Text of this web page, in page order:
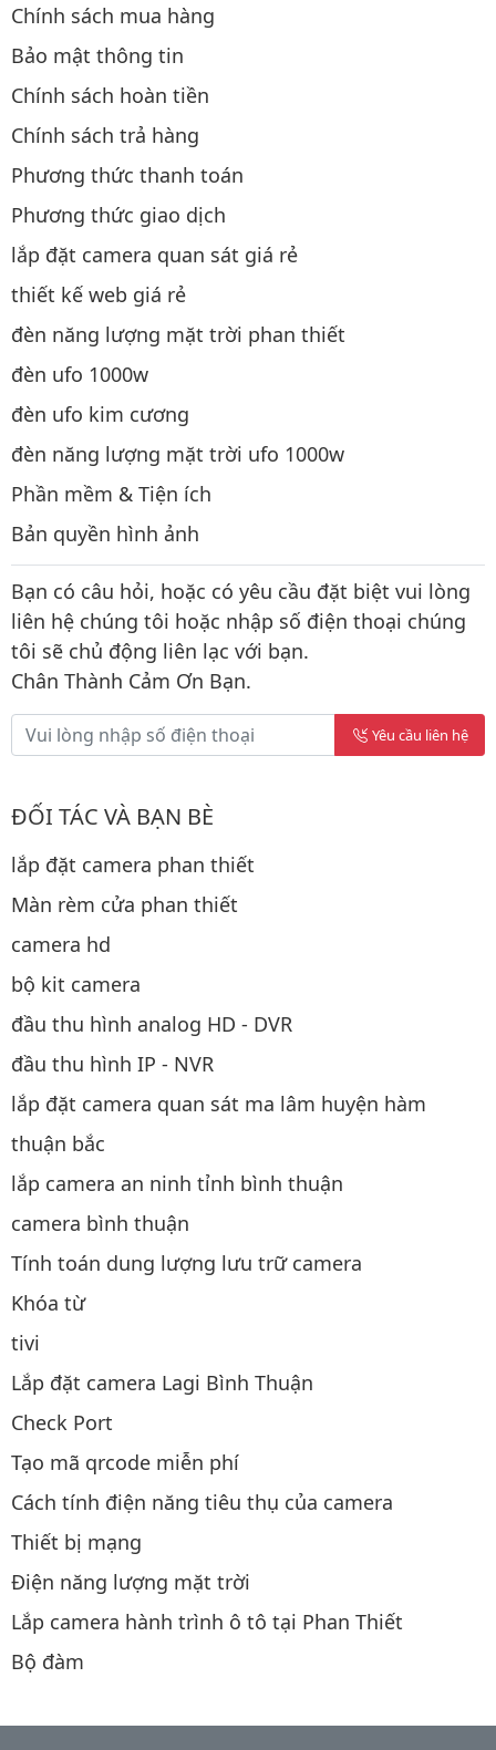
Chính sách mua hàng
Bảo mật thông tin
Chính sách hoàn tiền
Chính sách trả hàng
Phương thức thanh toán
Phương thức giao dịch
lắp đặt camera quan sát giá rẻ
thiết kế web giá rẻ
đèn năng lượng mặt trời phan thiết
đèn ufo 1000w
đèn ufo kim cương
đèn năng lượng mặt trời ufo 1000w
Phần mềm & Tiện ích
Bản quyền hình ảnh
Bạn có câu hỏi, hoặc có yêu cầu đặt biệt vui lòng
liên hệ chúng tôi hoặc nhập số điện thoại chúng
tôi sẽ chủ động liên lạc với bạn.
Chân Thành Cảm Ơn Bạn.
Yêu cầu liên hệ
ĐỐI TÁC VÀ BẠN BÈ
lắp đặt camera phan thiết
Màn rèm cửa phan thiết
camera hd
bộ kit camera
đầu thu hình analog HD - DVR
đầu thu hình IP - NVR
lắp đặt camera quan sát ma lâm huyện hàm
thuận bắc
lắp camera an ninh tỉnh bình thuận
camera bình thuận
Tính toán dung lượng lưu trữ camera
Khóa từ
tivi
Lắp đặt camera Lagi Bình Thuận
Check Port
Tạo mã qrcode miễn phí
Cách tính điện năng tiêu thụ của camera
Thiết bị mạng
Điện năng lượng mặt trời
Lắp camera hành trình ô tô tại Phan Thiết
Bộ đàm